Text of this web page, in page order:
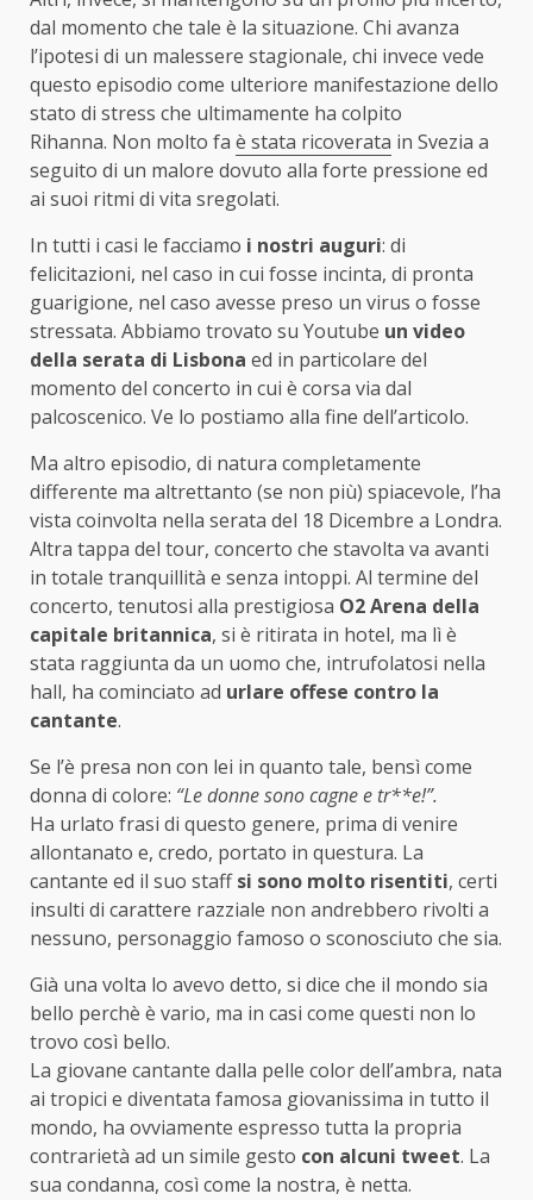
dal momento che tale è la situazione. Chi avanza
l’ipotesi di un malessere stagionale, chi invece vede
questo episodio come ulteriore manifestazione dello
stato di stress che ultimamente ha colpito
Rihanna. Non molto fa è stata ricoverata in Svezia a
seguito di un malore dovuto alla forte pressione ed
ai suoi ritmi di vita sregolati.
In tutti i casi le facciamo i nostri auguri: di
felicitazioni, nel caso in cui fosse incinta, di pronta
guarigione, nel caso avesse preso un virus o fosse
stressata. Abbiamo trovato su Youtube un video
della serata di Lisbona ed in particolare del
momento del concerto in cui è corsa via dal
palcoscenico. Ve lo postiamo alla fine dell’articolo.
Ma altro episodio, di natura completamente
differente ma altrettanto (se non più) spiacevole, l’ha
vista coinvolta nella serata del 18 Dicembre a Londra.
Altra tappa del tour, concerto che stavolta va avanti
in totale tranquillità e senza intoppi. Al termine del
concerto, tenutosi alla prestigiosa O2 Arena della
capitale britannica, si è ritirata in hotel, ma lì è
stata raggiunta da un uomo che, intrufolatosi nella
hall, ha cominciato ad urlare offese contro la
cantante.
Se l’è presa non con lei in quanto tale, bensì come
donna di colore: “Le donne sono cagne e tr**e!”.
Ha urlato frasi di questo genere, prima di venire
allontanato e, credo, portato in questura. La
cantante ed il suo staffsi sono molto risentiti, certi
insulti di carattere razziale non andrebbero rivolti a
nessuno, personaggio famoso o sconosciuto che sia.
Già una volta lo avevo detto, si dice che il mondo sia
bello perchè è vario, ma in casi come questi non lo
trovo così bello.
La giovane cantante dalla pelle color dell’ambra, nata
ai tropici e diventata famosa giovanissima in tutto il
mondo, ha ovviamente espresso tutta la propria
contrarietà ad un simile gesto con alcuni tweet. La
sua condanna, così come la nostra, è netta.